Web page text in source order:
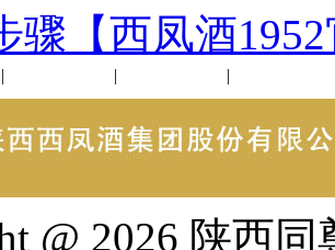
骤【西凤酒
| | |
@ 2026 陕西